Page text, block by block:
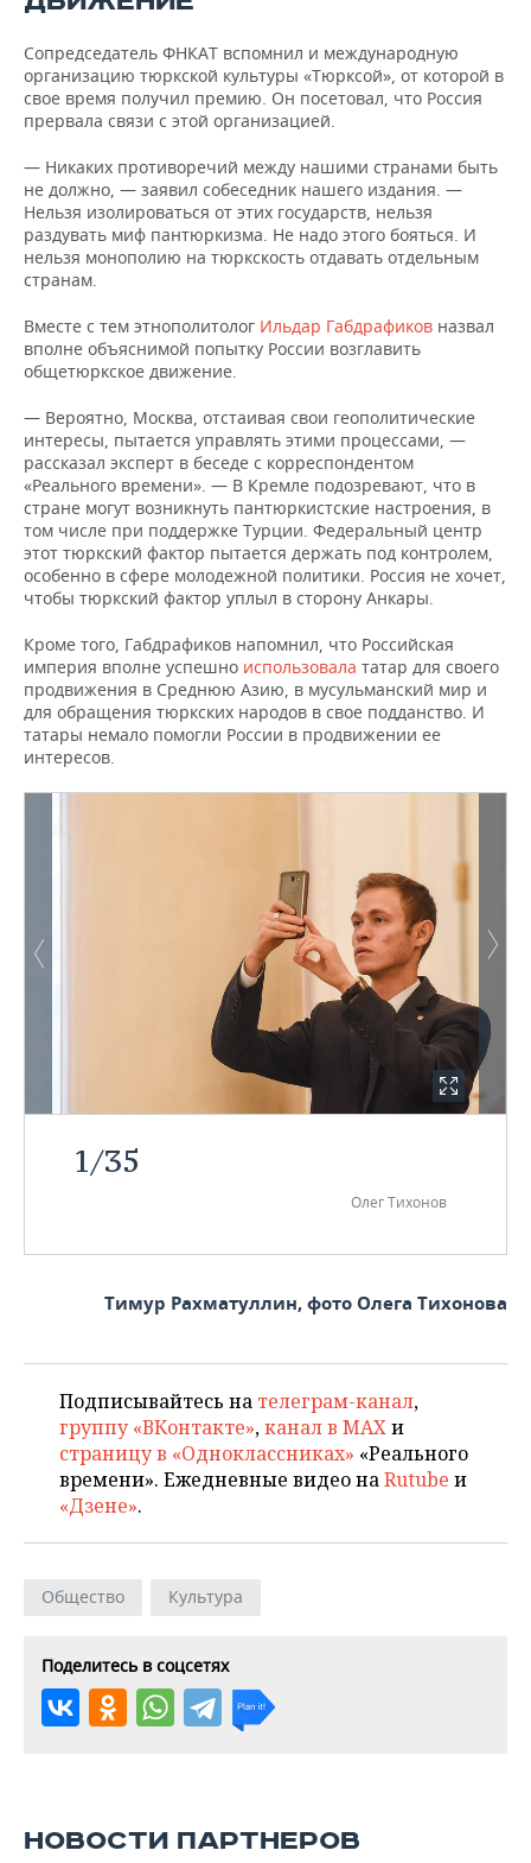
Сопредседатель ФНКАТ вспомнил и международную
организацию тюркской культуры «Тюрксой», от которой в
свое время получил премию. Он посетовал, что Россия
прервала связи с этой организацией.
— Никаких противоречий между нашими странами быть
не должно, — заявил собеседник нашего издания. —
Нельзя изолироваться от этих государств, нельзя
раздувать миф пантюркизма. Не надо этого бояться. И
нельзя монополию на тюркскость отдавать отдельным
странам.
Вместе с тем этнополитолог Ильдар Габдрафиков назвал
вполне объяснимой попытку России возглавить
общетюркское движение.
— Вероятно, Москва, отстаивая свои геополитические
интересы, пытается управлять этими процессами, —
рассказал эксперт в беседе с корреспондентом
«Реального времени». — В Кремле подозревают, что в
стране могут возникнуть пантюркистские настроения, в
том числе при поддержке Турции. Федеральный центр
этот тюркский фактор пытается держать под контролем,
особенно в сфере молодежной политики. Россия не хочет,
чтобы тюркский фактор уплыл в сторону Анкары.
Кроме того, Габдрафиков напомнил, что Российская
империя вполне успешно использовала татар для своего
продвижения в Среднюю Азию, в мусульманский мир и
для обращения тюркских народов в свое подданство. И
татары немало помогли России в продвижении ее
интересов.
1/35
Олег Тихонов
Тимур Рахматуллин, фото Олега Тихонова
Подписывайтесь на телеграм-канал,
группу «ВКонтакте»,канал в MAXи
страницу в «Одноклассниках» «Реального
времени». Ежедневные видео наRutube и
«Дзене».
Общество Культура
Поделитесь в соцсетях
НОВОСТИ ПАРТНЕРОВ